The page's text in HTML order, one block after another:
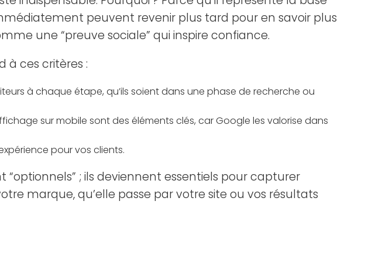
peuvent revenir plus tard pour en savoir plus
une “preuve sociale” qui inspire confiance.
à ces critères :
à chaque étape, qu’ils soient dans une phase de recherche ou
sur mobile sont des éléments clés, car Google les valorise dans
pour vos clients.
; ils deviennent essentiels pour capturer
marque, qu’elle passe par votre site ou vos résultats